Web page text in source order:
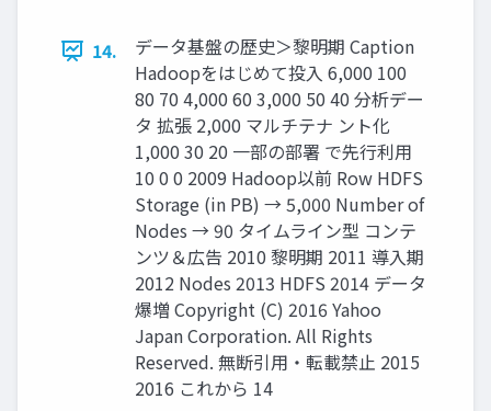
14.
データ基盤の歴史＞黎明期 Caption
Hadoopをはじめて投入 6,000 100
80 70 4,000 60 3,000 50 40 分析デー
タ 拡張 2,000 マルチテナ ント化
1,000 30 20 一部の部署 で先行利用
10 0 0 2009 Hadoop以前 Row HDFS
Storage (in PB) → 5,000 Number of
Nodes → 90 タイムライン型 コンテ
ンツ＆広告 2010 黎明期 2011 導入期
2012 Nodes 2013 HDFS 2014 データ
爆増 Copyright (C) 2016 Yahoo
Japan Corporation. All Rights
Reserved. 無断引用・転載禁止 2015
2016 これから 14